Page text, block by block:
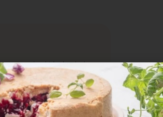
zmienić kolor i nieco
ich smakiem